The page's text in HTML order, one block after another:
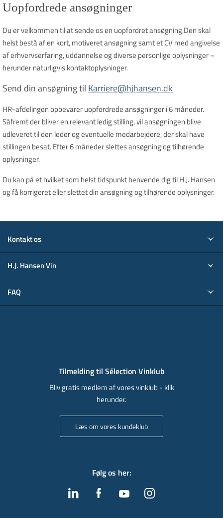
Uopfordrede ansøgninger
Du er velkommen til at sende os en uopfordret ansøgning.Den skal
helst bestå af en kort, motiveret ansøgning samt et CV med angivelse
af erhvervserfaring, uddannelse og diverse personlige oplysninger –
herunder naturligvis kontaktoplysninger.
Send din ansøgning til Karriere@hjhansen.dk
HR-afdelingen opbevarer uopfordrede ansøgninger i 6 måneder.
Såfremt der bliver en relevant ledig stilling, vil ansøgningen blive
udleveret til den leder og eventuelle medarbejdere, der skal have
stillingen besat. Efter 6 måneder slettes ansøgning og tilhørende
oplysninger.
Du kan på et hvilket som helst tidspunkt henvende dig til H.J. Hansen
og få korrigeret eller slettet din ansøgning og tilhørende oplysninger.
Kontakt os
H.J. Hansen Vin
FAQ
Tilmelding til Sélection Vinklub
Bliv gratis medlem af vores vinklub - klik
herunder.
Læs om vores kundeklub
Følg os her: